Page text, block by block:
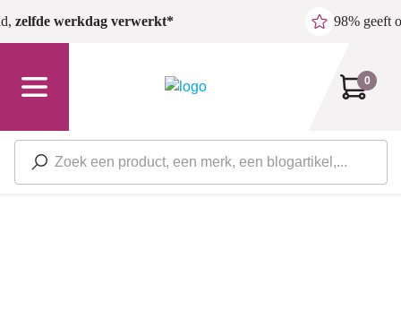
Ga naar de hoofdinhoud
zelfde werkdag verwerkt* 98% geeft
0